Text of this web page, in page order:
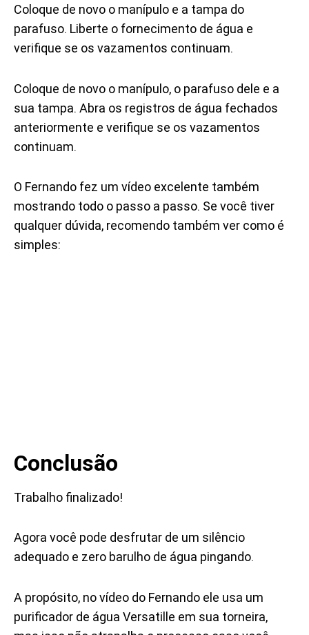
Coloque de novo o manípulo e a tampa do
parafuso. Liberte o fornecimento de água e
verifique se os vazamentos continuam.
Coloque de novo o manípulo, o parafuso dele e a
sua tampa. Abra os registros de água fechados
anteriormente e verifique se os vazamentos
continuam.
O Fernando fez um vídeo excelente também
mostrando todo o passo a passo. Se você tiver
qualquer dúvida, recomendo também ver como é
simples:
Conclusão
Trabalho finalizado!
Agora você pode desfrutar de um silêncio
adequado e zero barulho de água pingando.
A propósito, no vídeo do Fernando ele usa um
purificador de água Versatille em sua torneira,